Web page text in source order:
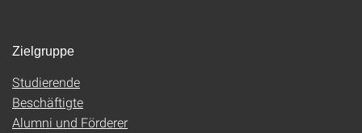
Zielgruppe
Studierende
Beschäftigte
Alumni und Förderer